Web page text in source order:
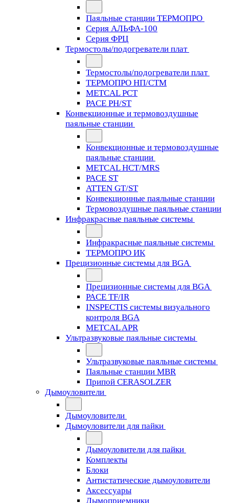
Паяльные станции ТЕРМОПРО
Серия АЛЬФА-100
Серия ФРЦ
Термостолы/подогреватели плат
Термостолы/подогреватели плат
ТЕРМОПРО НП/СТМ
METCAL PCT
PACE PH/ST
Конвекционные и термовоздушные
паяльные станции
Конвекционные и термовоздушные
паяльные станции
METCAL HCT/MRS
PACE ST
ATTEN GT/ST
Конвекционные паяльные станции
Термовоздушные паяльные станции
Инфракрасные паяльные системы
Инфракрасные паяльные системы
ТЕРМОПРО ИК
Прецизионные системы для BGA
Прецизионные системы для BGA
PACE TF/IR
INSPECTIS системы визуального
контроля BGA
METCAL APR
Ультразвуковые паяльные системы
Ультразвуковые паяльные системы
Паяльные станции MBR
Припой CERASOLZER
Дымоуловители
Дымоуловители
Дымоуловители для пайки
Дымоуловители для пайки
Комплекты
Блоки
Антистатические дымоуловители
Аксессуары
Дымоприемники